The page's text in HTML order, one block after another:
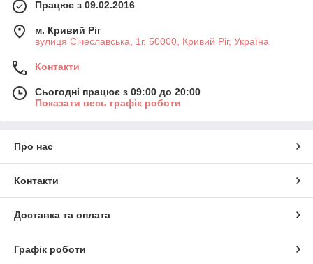
Працює з 09.02.2016
м. Кривий Ріг
вулиця Січеславська, 1г, 50000, Кривий Ріг, Україна
Контакти
Сьогодні працює з 09:00 до 20:00
Показати весь графік роботи
Про нас
Контакти
Доставка та оплата
Графік роботи